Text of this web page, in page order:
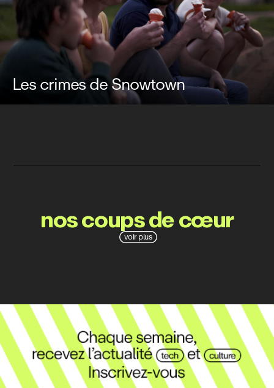
Les crimes de Snowtown
voir plus
nos coups de cœur